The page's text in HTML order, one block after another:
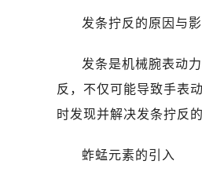
发条拧反的原因与
发条是机械腕表动
反，不仅可能导致手表
时发现并解决发条拧反
蚱蜢元素的引入